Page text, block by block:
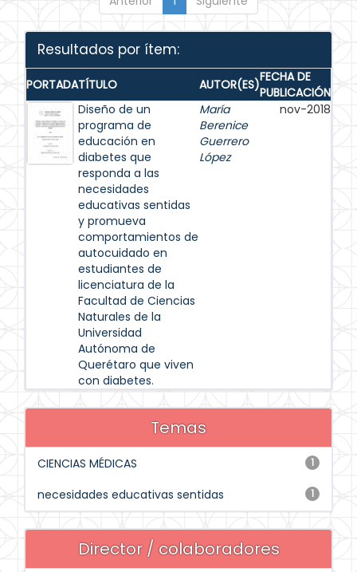
Resultados por ítem:
PORTADATÍTULO AUTOR(ES)FECHA DE
PUBLICACIÓN
Diseño de un
programa de
educación en
diabetes que
responda a las
necesidades
educativas sentidas
y promueva
comportamientos de
autocuidado en
estudiantes de
licenciatura de la
Facultad de Ciencias
Naturales de la
Universidad
Autónoma de
Querétaro que viven
con diabetes.
María
Berenice
Guerrero
López
nov-2018
Temas
1
CIENCIAS MÉDICAS
1
necesidades educativas sentidas
Director / colaboradores